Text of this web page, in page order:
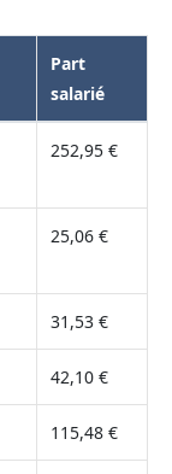
Part
salarié
252,95 €
25,06 €
31,53 €
42,10 €
115,48 €